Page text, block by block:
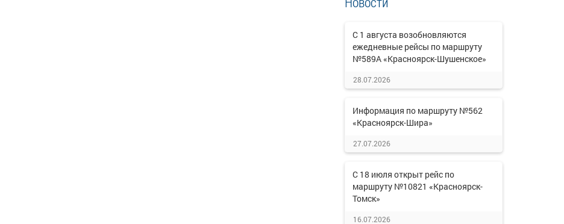
С 1 августа возобновляются
ежедневные рейсы по маршруту
№589А «Красноярск-Шушенское»
28.07.2026
Информация по маршруту №562
«Красноярск-Шира»
27.07.2026
С 18 июля открыт рейс по
маршруту №10821 «Красноярск-
Томск»
16.07.2026